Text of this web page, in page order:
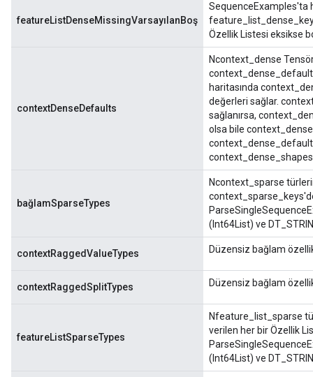
featureListDenseMissingVarsayılanBoş
SequenceExamples'ta
Özellik Listesi eksikse
contextDenseDefaults
Ncontext_dense
haritasında
değerleri sağlar.
sağlanırsa,
olsa bile
bağlamSparseTypes
Ncontext_sparse
(Int64List) ve
contextRaggedValueTypes Düzensiz bağlam
contextRaggedSplitTypes Düzensiz bağlam
featureListSparseTypes
Nfeature_list_sparse
verilen her bir Özellik
(Int64List) ve